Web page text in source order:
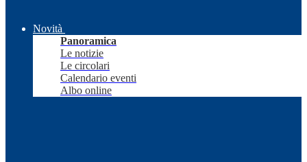
Novità
Panoramica
Le notizie
Le circolari
Calendario eventi
Albo online